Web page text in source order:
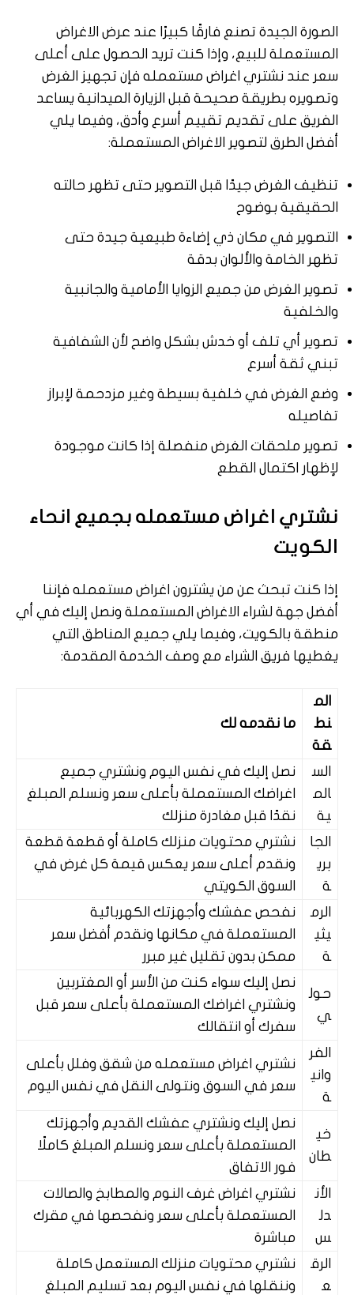
الصورة الجيدة تصنع فارقًا كبيرًا عند عرض الاغراض
المستعملة للبيع، وإذا كنت تريد الحصول على أعلى
سعر عند نشتري اغراض مستعمله فإن تجهيز الغرض
وتصويره بطريقة صحيحة قبل الزيارة الميدانية يساعد
الفريق على تقديم تقييم أسرع وأدق، وفيما يلي
أفضل الطرق لتصوير الاغراض المستعملة:
تنظيف الغرض جيدًا قبل التصوير حتى تظهر حالته
الحقيقية بوضوح
التصوير في مكان ذي إضاءة طبيعية جيدة حتى
تظهر الخامة والألوان بدقة
تصوير الغرض من جميع الزوايا الأمامية والجانبية
والخلفية
تصوير أي تلف أو خدش بشكل واضح لأن الشفافية
تبني ثقة أسرع
وضع الغرض في خلفية بسيطة وغير مزدحمة لإبراز
تفاصيله
تصوير ملحقات الغرض منفصلة إذا كانت موجودة
لإظهار اكتمال القطع
نشتري اغراض مستعمله بجميع انحاء
الكويت
إذا كنت تبحث عن من يشترون اغراض مستعمله فإننا
أفضل جهة لشراء الاغراض المستعملة ونصل إليك في أي
منطقة بالكويت، وفيما يلي جميع المناطق التي
يغطيها فريق الشراء مع وصف الخدمة المقدمة:
الم
نط
قة
ما نقدمه لك
الس
الم
ية
نصل إليك في نفس اليوم ونشتري جميع
اغراضك المستعملة بأعلى سعر ونسلم المبلغ
نقدًا قبل مغادرة منزلك
الجا
بري
ة
نشتري محتويات منزلك كاملة أو قطعة قطعة
ونقدم أعلى سعر يعكس قيمة كل غرض في
السوق الكويتي
الرم
يثي
ة
نفحص عفشك وأجهزتك الكهربائية
المستعملة في مكانها ونقدم أفضل سعر
ممكن بدون تقليل غير مبرر
حول
ي
نصل إليك سواء كنت من الأسر أو المغتربين
ونشتري اغراضك المستعملة بأعلى سعر قبل
سفرك أو انتقالك
الفر
واني
ة
نشتري اغراض مستعمله من شقق وفلل بأعلى
سعر في السوق ونتولى النقل في نفس اليوم
خي
طان
نصل إليك ونشتري عفشك القديم وأجهزتك
المستعملة بأعلى سعر ونسلم المبلغ كاملًا
فور الاتفاق
الأن
دل
س
نشتري اغراض غرف النوم والمطابخ والصالات
المستعملة بأعلى سعر ونفحصها في مقرك
مباشرة
الرق
ع
نشتري محتويات منزلك المستعمل كاملة
وننقلها في نفس اليوم بعد تسليم المبلغ